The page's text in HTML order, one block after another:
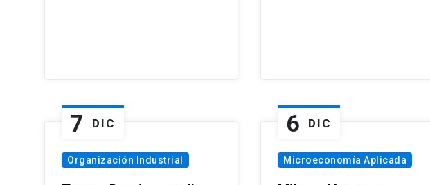
7 DIC
Organización Industrial
6 DIC
Microeconomía Aplicada